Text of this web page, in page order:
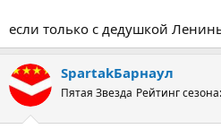
если только с дедушкой
SpartakБарнаул
Пятая Звезда Рейтинг